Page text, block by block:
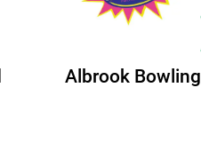
Albrook Bowling